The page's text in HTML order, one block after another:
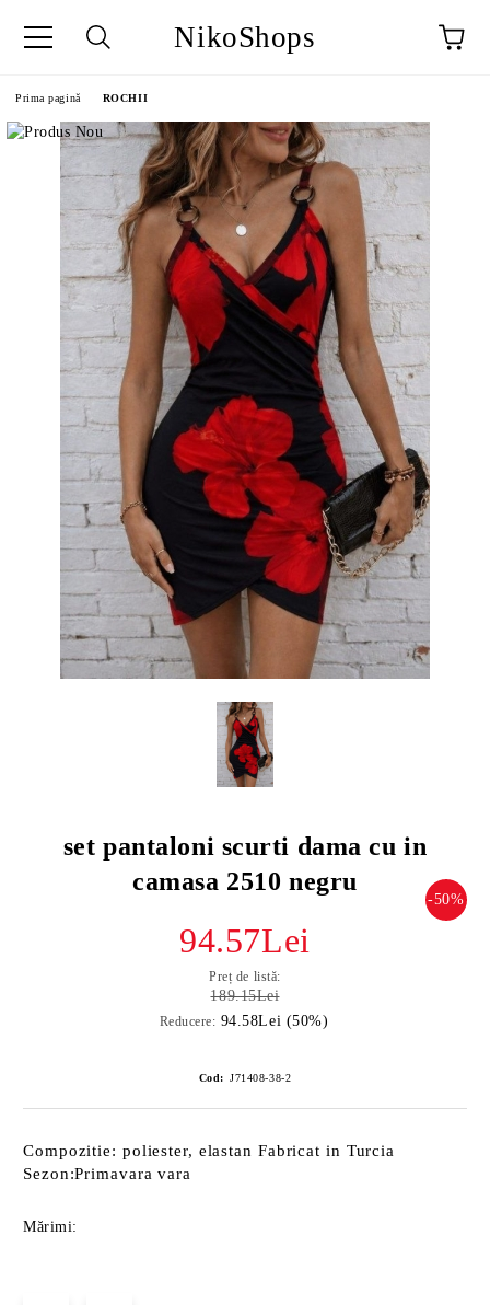
NikoShops
Prima pagină ROCHII
set pantaloni scurti dama cu in
camasa 2510 negru
-50%
94.57Lei
Preț de listă:
189.15Lei
Reducere: 94.58Lei (50%)
Cod: J71408-38-2
Compozitie: poliester, elastan Fabricat in Turcia
Sezon:Primavara vara
Mărimi: